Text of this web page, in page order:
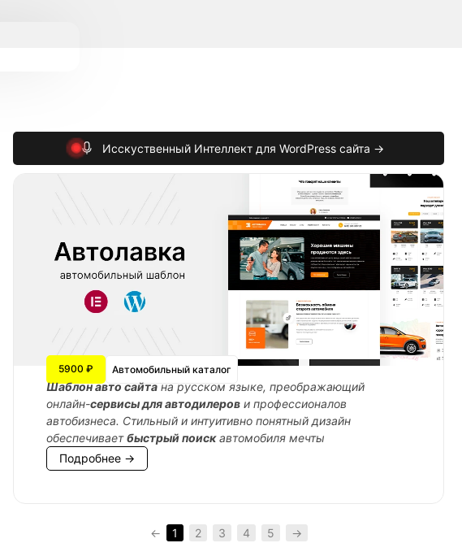
Исскуственный Интеллект для WordPress сайта →
5900 ₽ Автомобильный каталог
Шаблон авто сайта на русском языке, преображающий
онлайн-сервисы для автодилеров и профессионалов
автобизнеса. Стильный и интуитивно понятный дизайн
обеспечиваетбыстрый поискавтомобиля мечты
Подробнее →
← 1 2 3 4 5 →